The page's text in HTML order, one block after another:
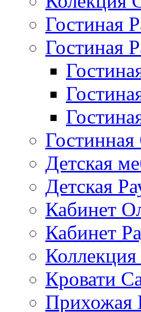
Гостиная
Гостиная
Гостинная
Детская
Детская
Кабинет
Кабинет
Кровати
Прихожая